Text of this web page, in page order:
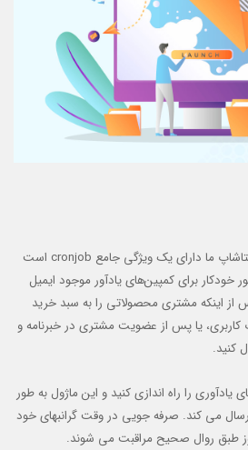
ماژول یادآوری سبد خرید پرستاشاپ ما دارای یک ویژگی جامع cronjob است
خودکار برای کمپین‌های یادآور موجود ایمیل
از اینکه مشتری محصولاتی را به سبد خرید
یا پس از عضویت مشتری در خبرنامه و
کنید.
یادآوری را راه اندازی کنید و این ماژول به طور
می کند. صرفه جویی در وقت گرانبهای خود
طبق روال صحیح مراقبت می شوند.